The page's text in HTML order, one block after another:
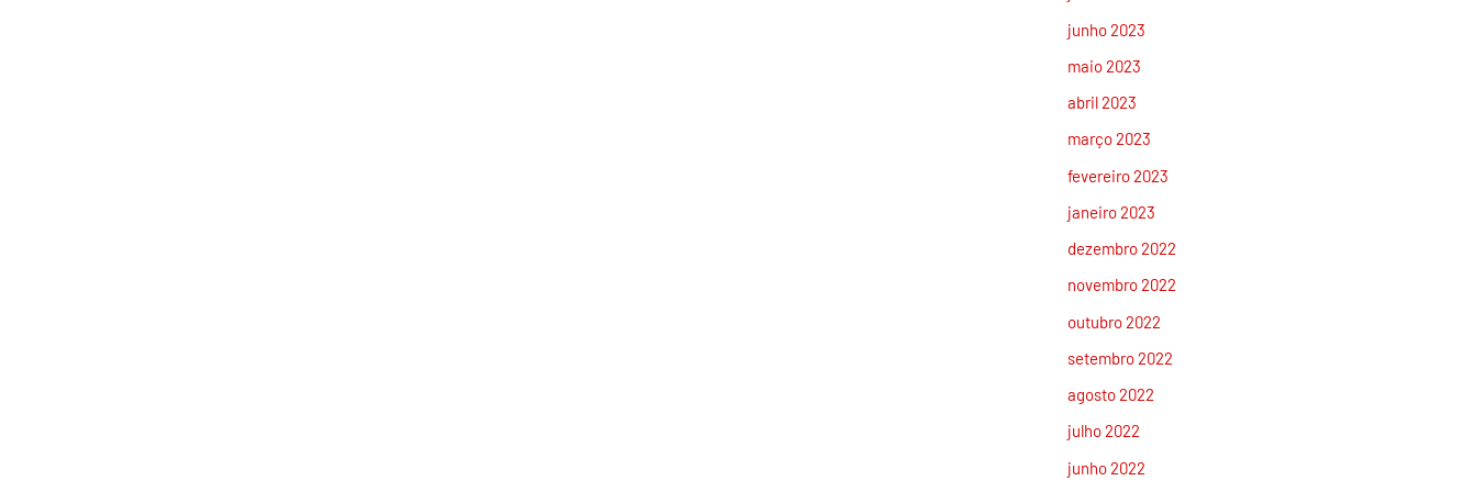
junho 2023
maio 2023
abril 2023
março 2023
fevereiro 2023
janeiro 2023
dezembro 2022
novembro 2022
outubro 2022
setembro 2022
agosto 2022
julho 2022
junho 2022